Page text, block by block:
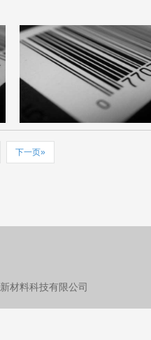
下一页»
材料科技有限公司